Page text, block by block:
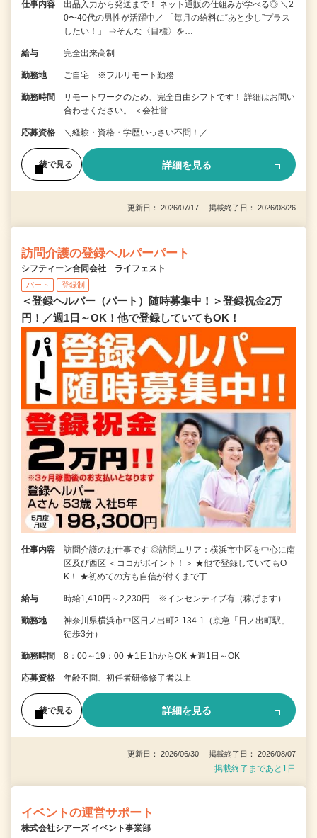
仕事内容
出品入力から発送まで！ ネット通販の仕組みが学べる◎ ＼2
0〜40代の男性が活躍中／ 「毎月の給料に“あと少し”プラス
したい！」 ⇒そんな〈目標〉を…
給与 完全出来高制
勤務地 ご自宅 ※フルリモート勤務
勤務時間
リモートワークのため、完全自由シフトです！ 詳細はお問い
合わせください。 ＜会社営…
応募資格 ＼経験・資格・学歴いっさい不問！／
後で見る 詳細を見る
更新日： 2026/07/17 掲載終了日： 2026/08/26
訪問介護の登録ヘルパーパート
シフティーン合同会社 ライフェスト
パート 登録制
＜登録ヘルパー（パート）随時募集中！＞登録祝金2万
円！／週1日～OK！他で登録していてもOK！
仕事内容
訪問介護のお仕事です ◎訪問エリア：横浜市中区を中心に南
区及び西区 ＜ココがポイント！＞ ★他で登録していてもO
K！ ★初めての方も自信が付くまで丁…
給与 時給1,410円～2,230円 ※インセンティブ有（稼げます）
勤務地
神奈川県横浜市中区日ノ出町2-134-1（京急「日ノ出町駅」
徒歩3分）
勤務時間 8：00～19：00 ★1日1hからOK ★週1日～OK
応募資格 年齢不問、初任者研修修了者以上
後で見る 詳細を見る
更新日： 2026/06/30 掲載終了日： 2026/08/07
掲載終了まであと1日
イベントの運営サポート
株式会社シアーズ イベント事業部